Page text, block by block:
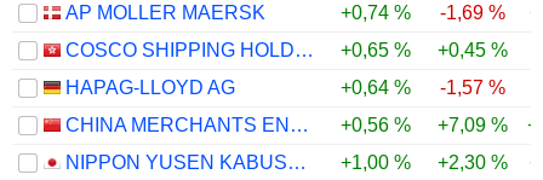
AP MOLLER MAERSK
+0,74 % -1,69 %
COSCO SHIPPING HOLDINGS CO., LTD.
+0,65 % +0,45 %
HAPAG-LLOYD AG
+0,64 % -1,57 %
CHINA MERCHANTS ENERGY SHIPPING CO., LTD.
+0,56 % +7,09 %
NIPPON YUSEN KABUSHIKI KAISHA
+1,00 % +2,30 %